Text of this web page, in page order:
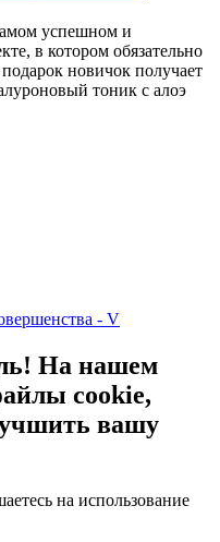
успешном и
в котором обязательно
новичок получает
тоник с алоэ
- V
На нашем
cookie,
вашу
на использование